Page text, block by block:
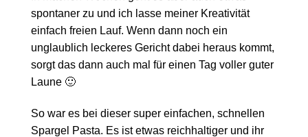
spontaner zu und ich lasse meiner Kreativität
einfach freien Lauf. Wenn dann noch ein
unglaublich leckeres Gericht dabei heraus kommt,
sorgt das dann auch mal für einen Tag voller guter
Laune 🙂
So war es bei dieser super einfachen, schnellen
Spargel Pasta. Es ist etwas reichhaltiger und ihr